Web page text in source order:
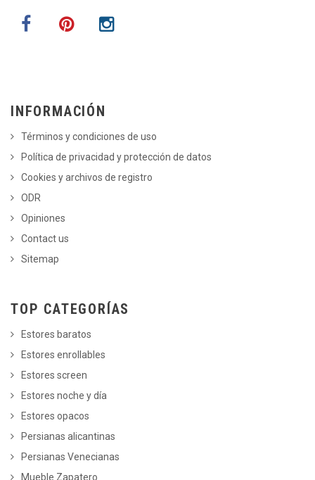
INFORMACIÓN
Términos y condiciones de uso
Política de privacidad y protección de datos
Cookies y archivos de registro
ODR
Opiniones
Contact us
Sitemap
TOP CATEGORÍAS
Estores baratos
Estores enrollables
Estores screen
Estores noche y día
Estores opacos
Persianas alicantinas
Persianas Venecianas
Mueble Zapatero